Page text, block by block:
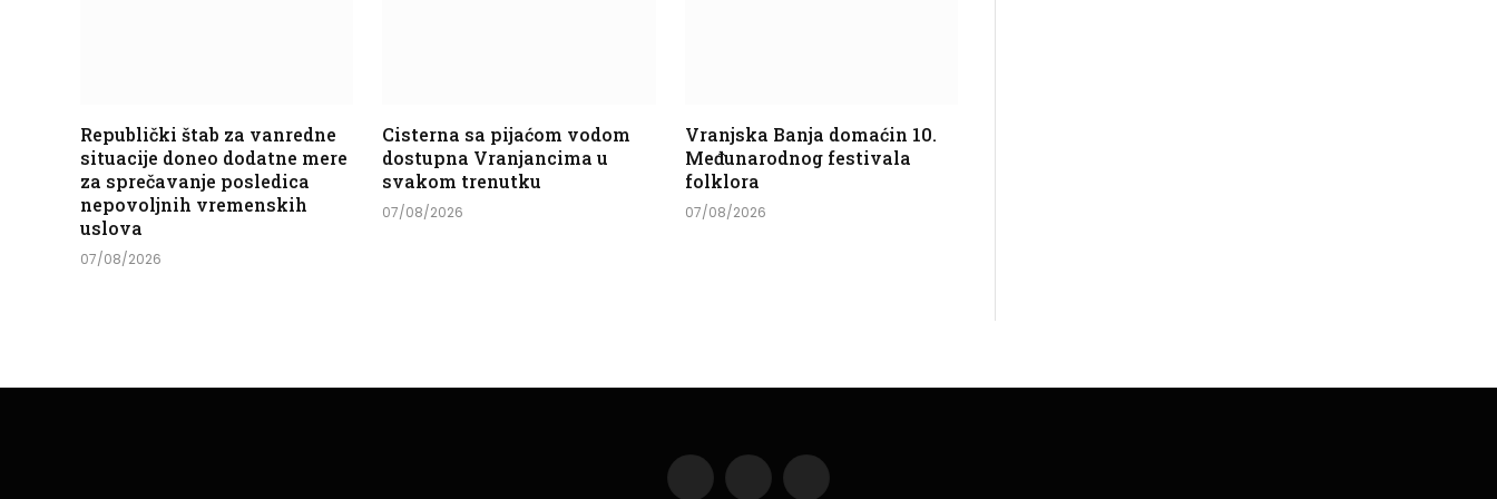
Republički štab za vanredne
situacije doneo dodatne mere
za sprečavanje posledica
nepovoljnih vremenskih
uslova
07/08/2026
Cisterna sa pijaćom vodom
dostupna Vranjancima u
svakom trenutku
07/08/2026
Vranjska Banja domaćin 10.
Međunarodnog festivala
folklora
07/08/2026
Facebook Instagram YouTube